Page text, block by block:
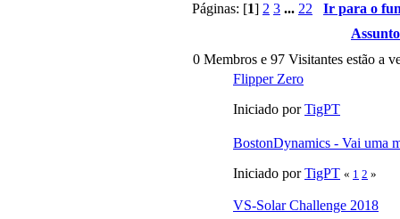
Páginas: [1] 2 3 ... 22
Ir para o
Assunto
0 Membros e 97 Visitantes estão a
Flipper Zero
Iniciado porTigPT
BostonDynamics - Vai uma
Iniciado porTigPT « 1 2 »
VS-Solar Challenge 2018